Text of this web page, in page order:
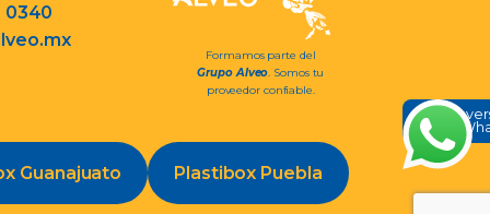
en
0340
Formamos parte del
Grupo Alveo. Somos tu
proveedor confiable.
Guanajuato Plastibox Puebla